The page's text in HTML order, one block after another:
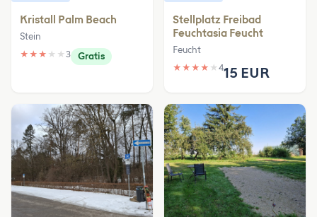
Kristall Palm Beach
Stein
★ ★ ★ ★ ★ 3 Gratis
Stellplatz Freibad
Feuchtasia Feucht
Feucht
★ ★ ★ ★ ★ 415 EUR